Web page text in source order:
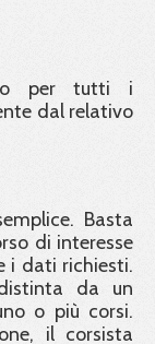
per tutti i
dal relativo
Basta
di interesse
i dati richiesti.
da un
o più corsi.
il corsista